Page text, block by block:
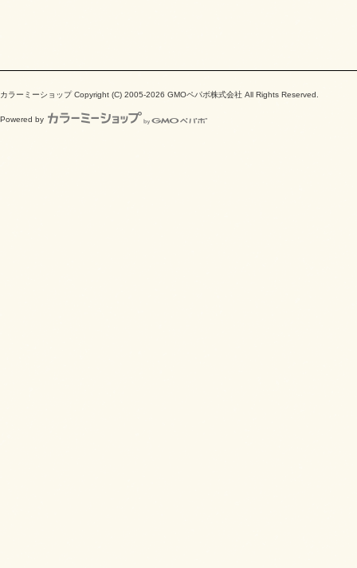
カラーミーショップCopyright (C) 2005-2026 GMOペパボ株式会社 All Rights Reserved.
Powered by